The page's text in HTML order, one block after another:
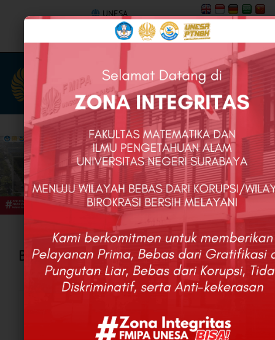
UNESA
ppid.fmipa@unesa.ac.id
BERITA TERBARU
LIHAT BERITA SELENGKAPNYA